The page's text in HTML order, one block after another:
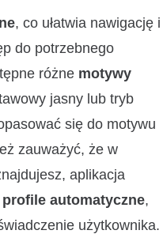
, co ułatwia nawigację i
do potrzebnego
różne motywy
jasny lub tryb
się do motywu
zauważyć, że w
aplikacja
automatyczne,
użytkownika.